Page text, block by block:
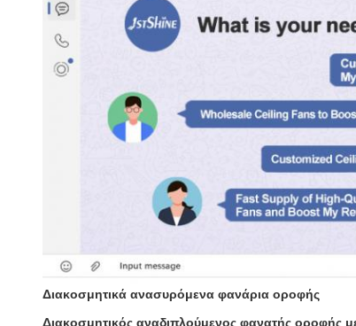
Διακοσμητικά ανασυρόμενα φανάρια οροφής
Διακοσμητικός αναδιπλούμενος φανατής οροφής